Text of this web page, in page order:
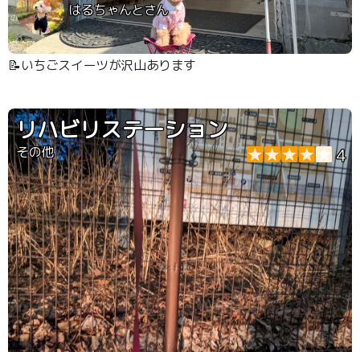
はるちゃんとさん
📝いちごスイーツが沢山あります
リハビリステーション
その他 4